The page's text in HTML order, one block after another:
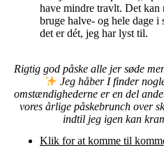
have mindre travlt. Det kan
bruge halve- og hele dage i
det er dét, jeg har lyst til.
Rigtig god påske alle jer søde
Jeg håber I finder
omstændighederne er en del
vores årlige påskebrunch over
indtil jeg igen kan
Klik for at komme til